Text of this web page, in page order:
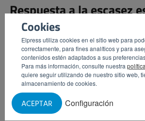
Cookies
Elpress utiliza cookies en el sitio web para
correctamente, para fines analíticos y para
contenidos estén adaptados a sus
Para más información, consulte nuestra
quiere seguir utilizando de nuestro sitio web,
almacenamiento de cookies.
Configuración
ACEPTAR
Respuesta a la escasez
de mano de obra
La escasez de mano de obra en la
problema temporal. Por eso, cada vez
estudian cómo preparar sus procesos
buen primer paso es analizar
trabajo actuales. Por ejemplo,